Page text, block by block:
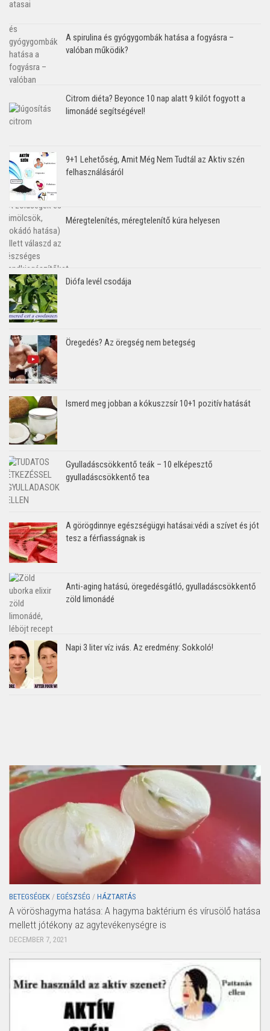
A spirulina és gyógygombák hatása a fogyásra –
valóban működik?
Citrom diéta? Beyonce 10 nap alatt 9 kilót fogyott a
limonádé segítségével!
9+1 Lehetőség, Amit Még Nem Tudtál az Aktiv szén
felhasználásáról
Méregtelenítés, méregtelenítő kúra helyesen
Diófa levél csodája
Öregedés? Az öregség nem betegség
Ismerd meg jobban a kókuszzsír 10+1 pozitív hatását
Gyulladáscsökkentő teák – 10 elképesztő
gyulladáscsökkentő tea
A görögdinnye egészségügyi hatásai:védi a szívet és jót
tesz a férfiasságnak is
Anti-aging hatású, öregedésgátló, gyulladáscsökkentő
zöld limonádé
Napi 3 liter víz ivás. Az eredmény: Sokkoló!
BETEGSÉGEK / EGÉSZSÉG / HÁZTARTÁS
A vöröshagyma hatása: A hagyma baktérium és vírusölő hatása
mellett jótékony az agytevékenységre is
DECEMBER 7, 2021